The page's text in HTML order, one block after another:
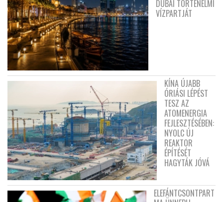
DUBAI TÖRTÉNELMI
VÍZPARTJÁT
KÍNA ÚJABB
ÓRIÁSI LÉPÉST
TESZ AZ
ATOMENERGIA
FEJLESZTÉSÉBEN:
NYOLC ÚJ
REAKTOR
ÉPÍTÉSÉT
HAGYTÁK JÓVÁ
ELEFÁNTCSONTPART